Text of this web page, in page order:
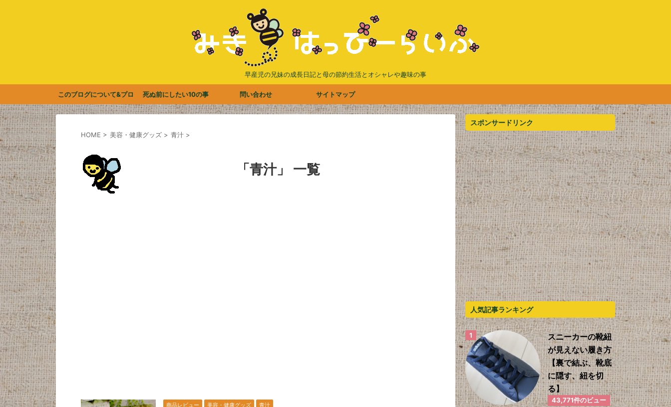
早産児の兄妹の成長日記と母の節約生活とオシャレや趣味の事
このブログについて&プロ
フィール
死ぬ前にしたい10の事 問い合わせ サイトマップ
HOME > 美容・健康グッズ > 青汁 >
「青汁」 一覧
商品レビュー 美容・健康グッズ 青汁
スポンサードリンク
人気記事ランキング
スニーカーの靴紐
が見えない履き方
【裏で結ぶ、靴底
に隠す、紐を切
る】
43,771件のビュー